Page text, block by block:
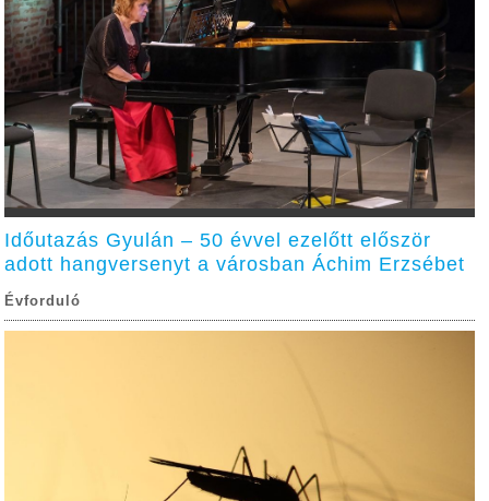
Időutazás Gyulán – 50 évvel ezelőtt először
adott hangversenyt a városban Áchim Erzsébet
Évforduló